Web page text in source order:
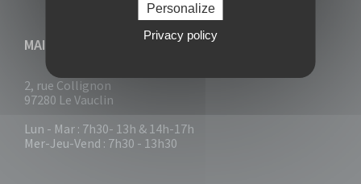
MAIRIE DU VAUCLIN
2, rue Collignon
97280 Le Vauclin
Lun - Mar : 7h30- 13h & 14h-17h
Mer-Jeu-Vend : 7h30 - 13h30
Personalize
Privacy policy